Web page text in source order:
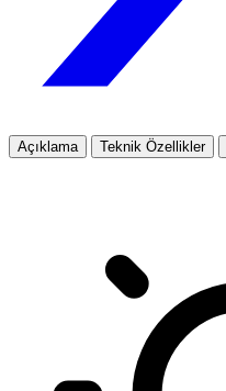
Açıklama Teknik Özellikler